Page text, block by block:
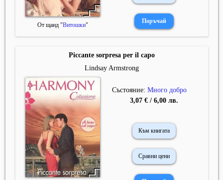
От щанд "Витошки"
Piccante sorpresa per il capo
Lindsay Armstrong
Състояние: Много добро
3,07 € / 6,00 лв.
Към книгата
Сравни цени